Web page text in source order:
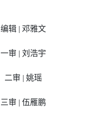
编辑 | 邓雅文
一审 | 刘浩宇
二审 | 姚瑶
三审 | 伍雁鹏